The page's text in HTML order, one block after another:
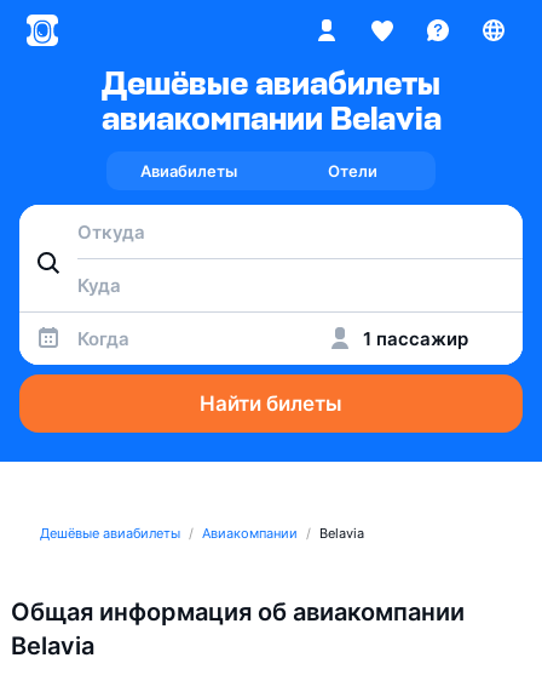
Дешёвые авиабилеты
авиакомпании Belavia
Авиабилеты Отели
Когда 1 пассажир
Найти билеты
Дешёвые авиабилеты Авиакомпании Belavia
Общая информация об авиакомпании
Belavia